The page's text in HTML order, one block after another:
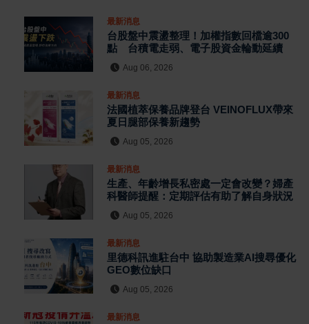
最新消息
台股盤中震盪整理！加權指數回檔逾300
點 台積電走弱、電子股資金輪動延續
Aug 06, 2026
最新消息
法國植萃保養品牌登台 VEINOFLUX帶來
夏日腿部保養新趨勢
Aug 05, 2026
最新消息
生產、年齡增長私密處一定會改變？婦產
科醫師提醒：定期評估有助了解自身狀況
Aug 05, 2026
最新消息
里德科訊進駐台中 協助製造業AI搜尋優化
GEO數位缺口
Aug 05, 2026
最新消息